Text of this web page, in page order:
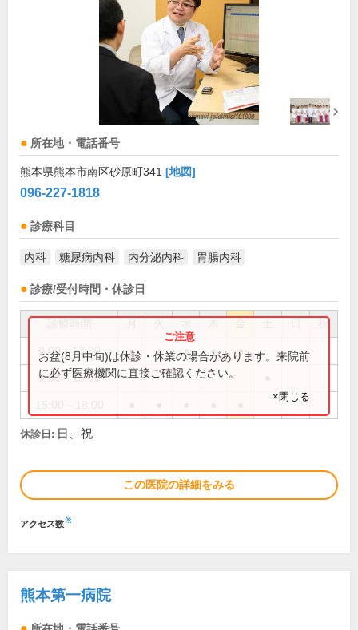
所在地・電話番号
熊本県熊本市南区砂原町341 [地図]
096-227-1818
診療科目
内科 糖尿病内科 内分泌内科 胃腸内科
診療/受付時間・休診日
祝
9:00～13:00 ● ● ● ● ●
9:00～15:00
お盆(8月中旬)は休診・休業の場合があります。来院前
に必ず医療機関に直接ご確認ください。
×閉じる
休診日: 日、祝
この医院の詳細をみる
アクセス数※
熊本第一病院